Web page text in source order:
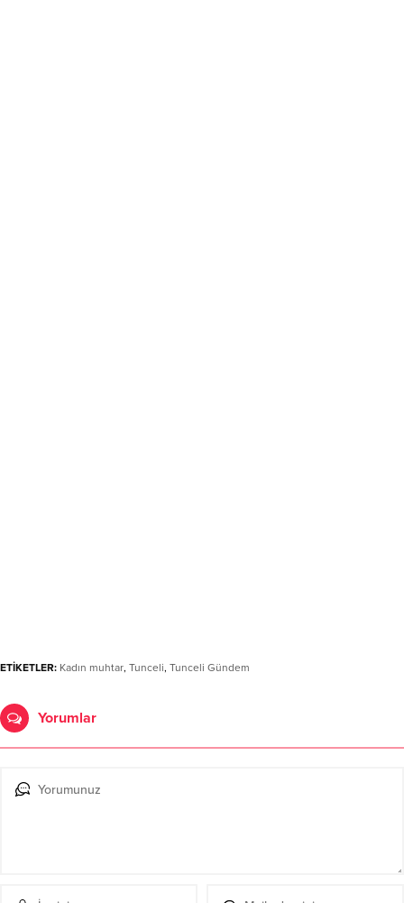
ETİKETLER: Kadın muhtar, Tunceli, Tunceli Gündem
Yorumlar